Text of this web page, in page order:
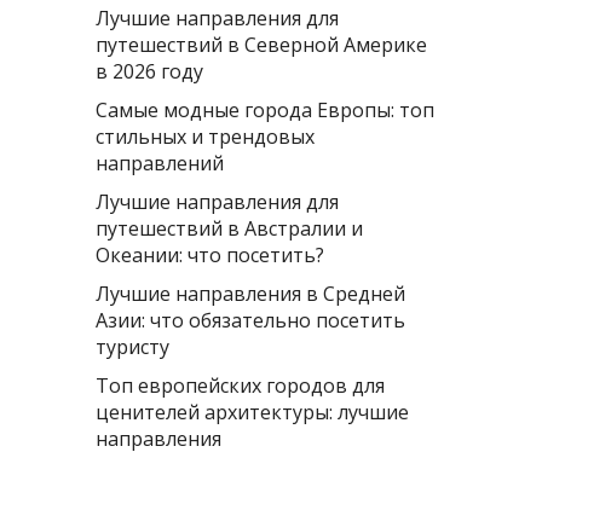
Лучшие направления для
путешествий в Северной Америке
в 2026 году
Самые модные города Европы: топ
стильных и трендовых
направлений
Лучшие направления для
путешествий в Австралии и
Океании: что посетить?
Лучшие направления в Средней
Азии: что обязательно посетить
туристу
Топ европейских городов для
ценителей архитектуры: лучшие
направления